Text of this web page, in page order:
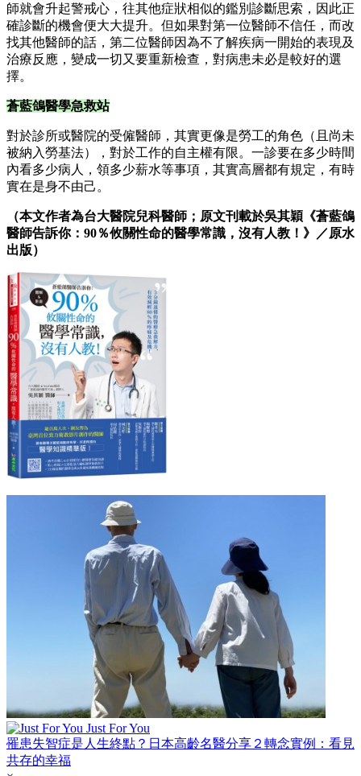
師就會升起警戒心，往其他症狀相似的鑑別診斷思索，因此正
確診斷的機會便大大提升。但如果對第一位醫師不信任，而改
找其他醫師的話，第二位醫師因為不了解疾病一開始的表現及
治療反應，變成一切又要重新檢查，對病患未必是較好的選
擇。
蒼藍鴿醫學急救站
對於診所或醫院的受僱醫師，其實更像是勞工的角色（且尚未
被納入勞基法），對於工作的自主權有限。一診要在多少時間
內看多少病人，領多少薪水等事項，其實高層都有規定，有時
實在是身不由己。
（本文作者為台大醫院兒科醫師；原文刊載於吳其穎《蒼藍鴿
醫師告訴你：90％攸關性命的醫學常識，沒有人教！》／原水
出版）
Just For You
罹患失智症是人生終點？日本高齡名醫分享２轉念實例：看見
共存的幸福